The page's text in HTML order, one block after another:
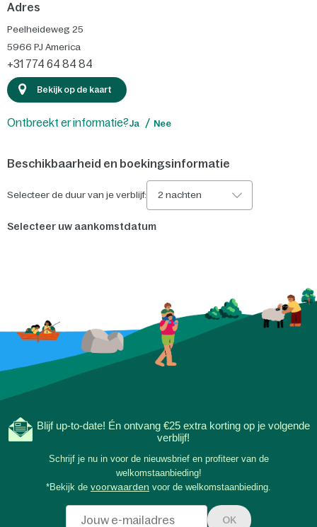
Adres
Peelheideweg 25
5966 PJ America
+31 774 64 84 84
Bekijk op de kaart
Ontbreekt er informatie?Ja Nee
Beschikbaarheid en boekingsinformatie
Selecteer de duur van je verblijf: 2 nachten
Selecteer uw aankomstdatum
Blijf up-to-date! Én ontvang €25 extra korting op je volgende
verblijf!
Schrijf je nu in voor de nieuwsbrief en profiteer van de
welkomstaanbieding!
*Bekijk de voorwaarden voor de welkomstaanbieding.
OK